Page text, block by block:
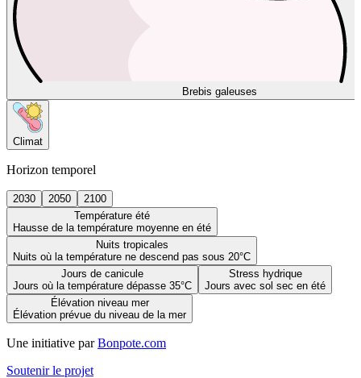
Brebis galeuses
Climat
Horizon temporel
2030 2050
2100
Température été
Hausse de la température moyenne en été
Nuits tropicales
Nuits où la température ne descend pas sous 20°C
Jours de canicule
Jours où la température dépasse 35°C
Stress hydrique
Jours avec sol sec en été
Élévation niveau mer
Élévation prévue du niveau de la mer
Une initiative par Bonpote.com
Soutenir le projet